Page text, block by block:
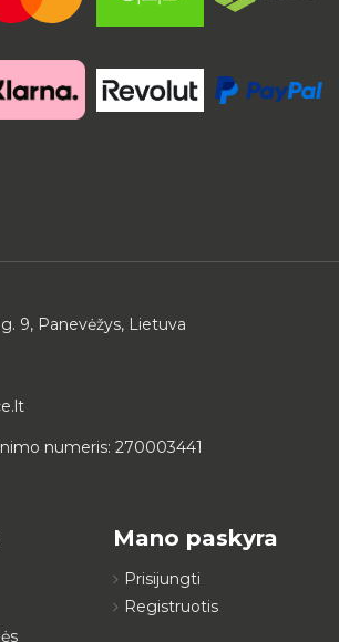
9, Panevėžys, Lietuva
numeris: 270003441
Mano paskyra
Prisijungti
Registruotis